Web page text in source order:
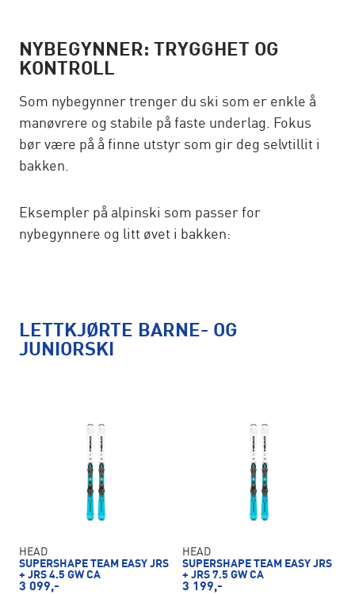
NYBEGYNNER: TRYGGHET OG
KONTROLL
Som nybegynner trenger du ski som er enkle å
manøvrere og stabile på faste underlag. Fokus
bør være på å finne utstyr som gir deg selvtillit i
bakken.
Eksempler på alpinski som passer for
nybegynnere og litt øvet i bakken:
LETTKJØRTE BARNE- OG
JUNIORSKI
HEAD
SUPERSHAPE TEAM EASY JRS
+ JRS 4.5 GW CA
3 099,-
HEAD
SUPERSHAPE TEAM EASY JRS
+ JRS 7.5 GW CA
3 199,-